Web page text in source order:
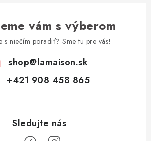
vám s výberom
s niečím poradiť? Sme tu pre vás!
shop@lamaison.sk
+421 908 458 865